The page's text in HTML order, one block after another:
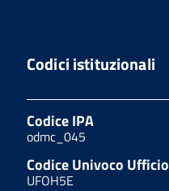
Codici istituzionali
Codice IPA
odmc_045
Codice Univoco Ufficio
UFOH5E